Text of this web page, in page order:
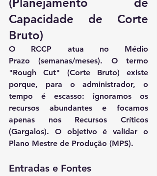
Capacidade de Corte
Bruto)
O RCCP atua no Médio
Prazo (semanas/meses). O termo
"Rough Cut" (Corte Bruto) existe
porque, para o administrador, o
tempo é escasso: ignoramos os
recursos abundantes e focamos
apenas nos Recursos Críticos
(Gargalos). O objetivo é validar o
Plano Mestre de Produção (MPS).
Entradas e Fontes